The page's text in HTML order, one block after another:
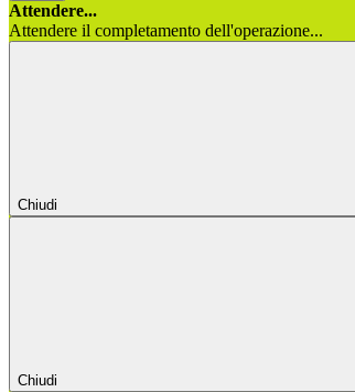
Attendere...
Attendere il completamento dell'operazione...
Chiudi
Chiudi